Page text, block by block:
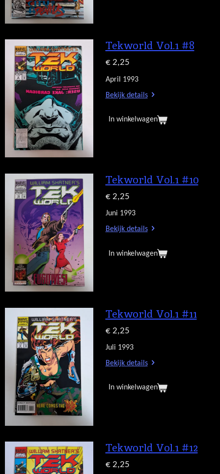
Tekworld Vol.1 #8
€ 2,25
April 1993
Bekijk details
In winkelwagen
Tekworld Vol.1 #10
€ 2,25
Juni 1993
Bekijk details
In winkelwagen
Tekworld Vol.1 #11
€ 2,25
Juli 1993
Bekijk details
In winkelwagen
Tekworld Vol.1 #12
€ 2,25